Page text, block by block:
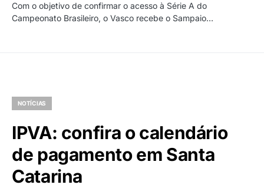
Com o objetivo de confirmar o acesso à Série A do
Campeonato Brasileiro, o Vasco recebe o Sampaio…
NOTÍCIAS
IPVA: confira o calendário
de pagamento em Santa
Catarina